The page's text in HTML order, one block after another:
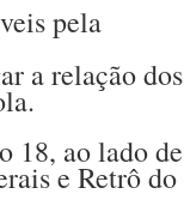
pela
a relação dos
18, ao lado de
e Retrô do